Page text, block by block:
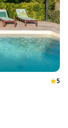
5